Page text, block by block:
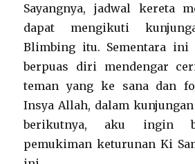
Sayangnya, jadwal kereta
dapat mengikuti
Blimbing itu. Sementara ini
berpuas diri mendengar
teman yang ke sana dan
Insya Allah, dalam
berikutnya, aku ingin
pemukiman keturunan Ki